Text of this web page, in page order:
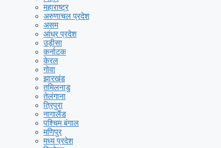
महाराष्ट्र
अरुणाचल प्रदेश
असम
आंध्र प्रदेश
उड़ीसा
कर्नाटक
केरल
गोवा
झारखंड
तमिलनाडु
तेलंगाना
त्रिपुरा
नागालैंड
पश्चिम बंगाल
मणिपुर
मध्य प्रदेश